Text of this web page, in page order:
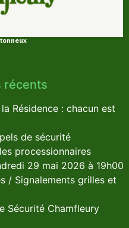
récents
Résidence : chacun est
de sécurité
processionnaires
29 mai 2026 à 19h00
/ Signalements grilles et
Sécurité Chamfleury